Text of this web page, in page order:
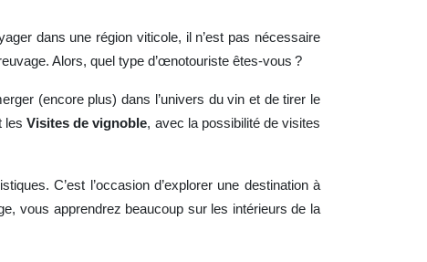
dans une région viticole, il n’est pas nécessaire
Alors, quel type d’œnotouriste êtes-vous ?
(encore plus) dans l’univers du vin et de tirer le
lesVisites de vignoble, avec la possibilité de visites
C’est l’occasion d’explorer une destination à
vous apprendrez beaucoup sur les intérieurs de la